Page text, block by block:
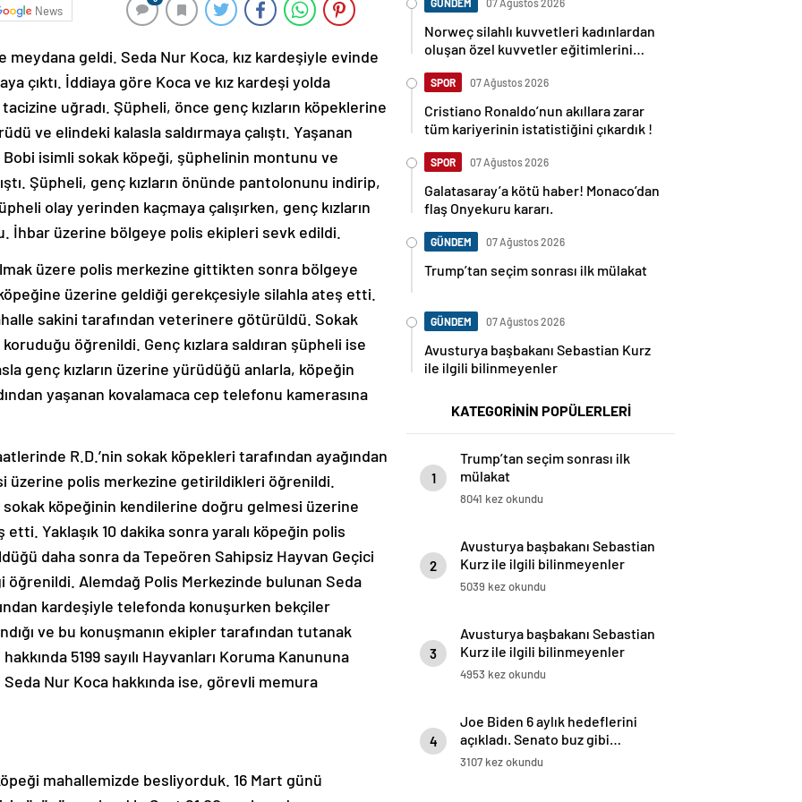
News
geldi. Seda Nur Koca, kız kardeşiyle evinde
çıktı. İddiaya göre Koca ve kız kardeşi yolda
uğradı. Şüpheli, önce genç kızların köpeklerine
ve elindeki kalasla saldırmaya çalıştı. Yaşanan
Bobi isimli sokak köpeği, şüphelinin montunu ve
Şüpheli, genç kızların önünde pantolonunu indirip,
olay yerinden kaçmaya çalışırken, genç kızların
İhbar üzerine bölgeye polis ekipleri sevk edildi.
üzere polis merkezine gittikten sonra bölgeye
üzerine geldiği gerekçesiyle silahla ateş etti.
sakini tarafından veterinere götürüldü. Sokak
öğrenildi. Genç kızlara saldıran şüpheli ise
genç kızların üzerine yürüdüğü anlarla, köpeğin
yaşanan kovalamaca cep telefonu kamerasına
R.D.’nin sokak köpekleri tarafından ayağından
üzerine polis merkezine getirildikleri öğrenildi.
köpeğinin kendilerine doğru gelmesi üzerine
Yaklaşık 10 dakika sonra yaralı köpeğin polis
daha sonra da Tepeören Sahipsiz Hayvan Geçici
öğrenildi. Alemdağ Polis Merkezinde bulunan Seda
kardeşiyle telefonda konuşurken bekçiler
ve bu konuşmanın ekipler tarafından tutanak
5199 sayılı Hayvanları Koruma Kanununa
Nur Koca hakkında ise, görevli memura
mahallemizde besliyorduk. 16 Mart günü
GÜNDEM 07 Ağustos 2026
Norweç silahlı kuvvetleri kadınlardan
oluşan özel kuvvetler eğitimlerini
SPOR 07 Ağustos 2026
Cristiano Ronaldo’nun akıllara zarar
tüm kariyerinin istatistiğini çıkardık !
SPOR 07 Ağustos 2026
Galatasaray’a kötü haber! Monaco’dan
flaş Onyekuru kararı.
GÜNDEM 07 Ağustos 2026
Trump’tan seçim sonrası ilk mülakat
GÜNDEM 07 Ağustos 2026
Avusturya başbakanı Sebastian Kurz
ile ilgili bilinmeyenler
KATEGORİNİN POPÜLERLERİ
1
Trump’tan seçim sonrası ilk
mülakat
8041 kez okundu
2
Avusturya başbakanı Sebastian
Kurz ile ilgili bilinmeyenler
5039 kez okundu
3
Avusturya başbakanı Sebastian
Kurz ile ilgili bilinmeyenler
4953 kez okundu
4
Joe Biden 6 aylık hedeflerini
açıkladı. Senato buz gibi…
3107 kez okundu